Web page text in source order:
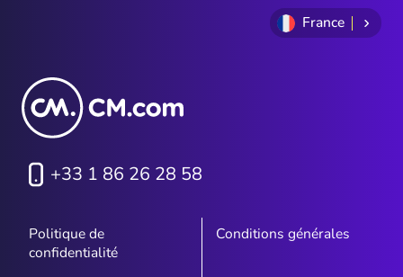
France
+33 1 86 26 28 58
Politique de
confidentialité
Conditions générales